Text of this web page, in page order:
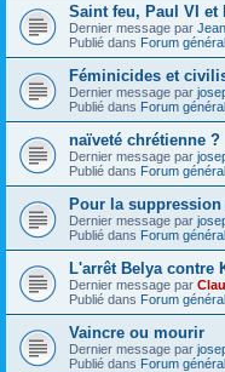
Saint feu, Paul VI et
Dernier message par
Publié dans Forum général
Féminicides et
Dernier message par
Publié dans Forum général
naïveté chrétienne ?
Dernier message par
Publié dans Forum général
Pour la
Dernier message par
Publié dans Forum général
L'arrêt Belya contre
Dernier message par
Publié dans Forum général
Vaincre ou mourir
Dernier message par
Publié dans Forum général